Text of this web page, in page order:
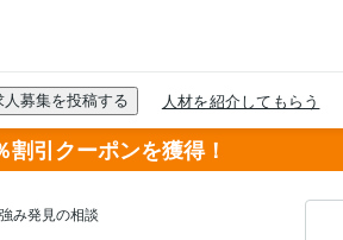
引クーポンを獲得！
み発見の相談